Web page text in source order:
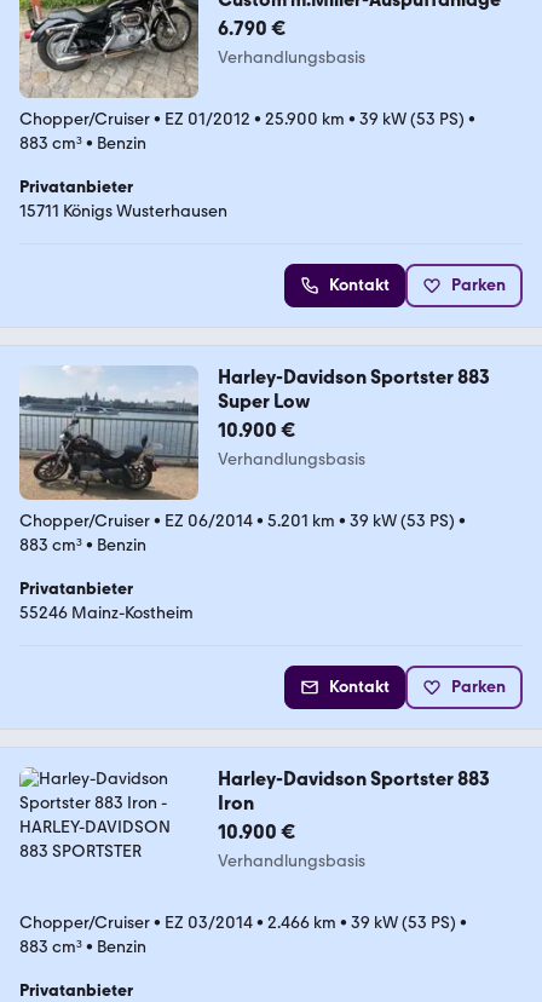
6.790 €
Verhandlungsbasis
Chopper/Cruiser• EZ 01/2012 • 25.900 km • 39 kW (53 PS) •
883 cm³• Benzin
Privatanbieter
15711 Königs Wusterhausen
Kontakt Parken
Harley-Davidson Sportster 883
Super Low
10.900 €
Verhandlungsbasis
Chopper/Cruiser• EZ 06/2014• 5.201 km • 39 kW (53 PS) •
883 cm³• Benzin
Privatanbieter
55246 Mainz-Kostheim
Kontakt Parken
Harley-Davidson Sportster 883
Iron
10.900 €
Verhandlungsbasis
Chopper/Cruiser• EZ 03/2014• 2.466 km • 39 kW (53 PS) •
883 cm³• Benzin
Privatanbieter